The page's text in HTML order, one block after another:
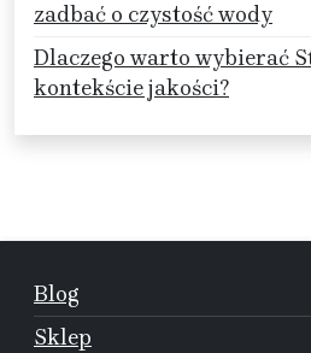
zadbać o czystość wody
Dlaczego warto wybierać
kontekście jakości?
Blog
Sklep